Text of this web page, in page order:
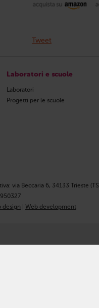
Tweet
Laboratori e scuole
Laboratori
Progetti per le scuole
via Beccaria 6, 34133 Trieste
design Web development